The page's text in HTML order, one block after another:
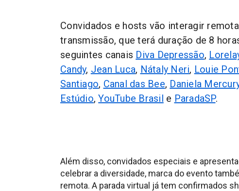
Convidados e hosts vão interagir
transmissão, que terá duração de 8
seguintes canais Diva Depressão,
Candy, Jean Luca, Nátaly Neri, Louie
Santiago, Canal das Bee, Daniela
Estúdio,YouTube Brasil e ParadaSP.
Além disso, convidados especiais e
celebrar a diversidade, marca do evento
remota. A parada virtual já tem confirmados